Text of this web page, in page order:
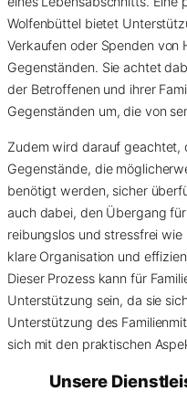
Wolfenbüttel bietet
Verkaufen oder Spenden von
Gegenständen. Sie achtet
der Betroffenen und ihrer
Gegenständen um, die von
Zudem wird darauf
Gegenstände, die
benötigt werden, sicher
auch dabei, den Übergang
reibungslos und stressfrei
klare Organisation und
Dieser Prozess kann für
Unterstützung sein, da sie
Unterstützung des
sich mit den praktischen
Unsere